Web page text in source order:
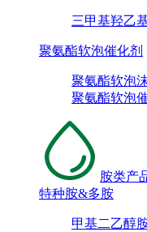
三甲基羟乙
聚氨酯软泡催化剂
聚氨酯软泡
聚氨酯软泡
胺类产
特种胺&多胺
甲基二乙醇